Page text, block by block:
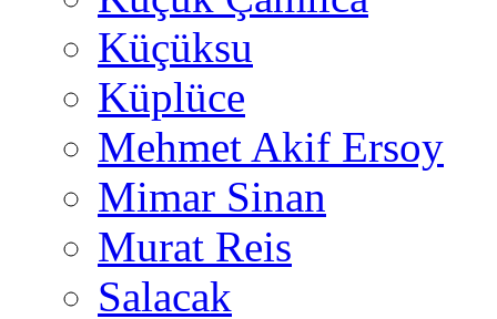
Küçüksu
Küplüce
Mehmet Akif Ersoy
Mimar Sinan
Murat Reis
Salacak